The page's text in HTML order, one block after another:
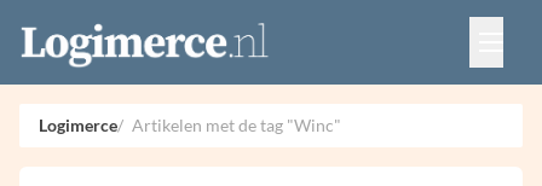
Vacatures
Events
Adverteren
Partners
Logimerce Artikelen met de tag "Winc"